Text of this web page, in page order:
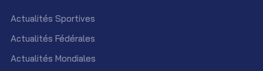
Actualités Sportives
Actualités Fédérales
Actualités Mondiales